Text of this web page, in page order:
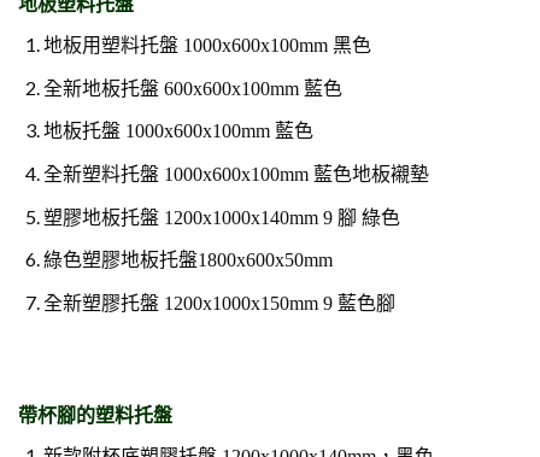
地板塑料托盤
地板用塑料托盤 1000x600x100mm 黑色
全新地板托盤 600x600x100mm 藍色
地板托盤 1000x600x100mm 藍色
全新塑料托盤 1000x600x100mm 藍色地板襯墊
塑膠地板托盤 1200x1000x140mm 9 腳 綠色
綠色塑膠地板托盤1800x600x50mm
全新塑膠托盤 1200x1000x150mm 9 藍色腳
帶杯腳的塑料托盤